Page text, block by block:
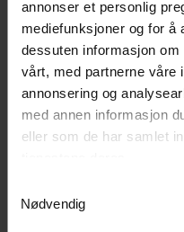
annonser et personlig
mediefunksjoner og for å
dessuten informasjon
vårt, med partnerne våre
annonsering og
med annen informasjon
eller som de har samlet
Nødvendig
Kan plasseres i
Kan kombineres
tavler fra
Forankring i vegg
montering
2 x 2-pack